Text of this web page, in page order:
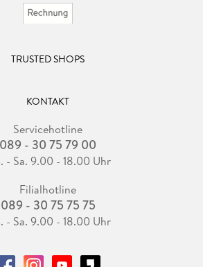
TRUSTED SHOPS
KONTAKT
Servicehotline
089 - 30 75 79 00
- Sa. 9.00 - 18.00 Uhr
Filialhotline
089 - 30 75 75 75
- Sa. 9.00 - 18.00 Uhr